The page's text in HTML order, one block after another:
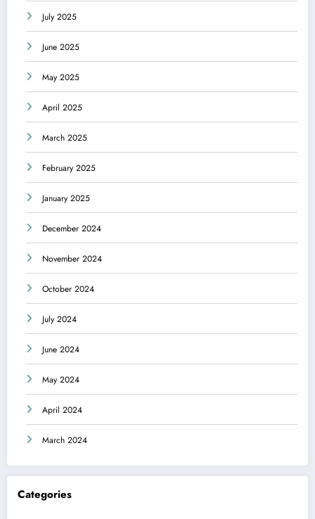
July 2025
June 2025
May 2025
April 2025
March 2025
February 2025
January 2025
December 2024
November 2024
October 2024
July 2024
June 2024
May 2024
April 2024
March 2024
Categories